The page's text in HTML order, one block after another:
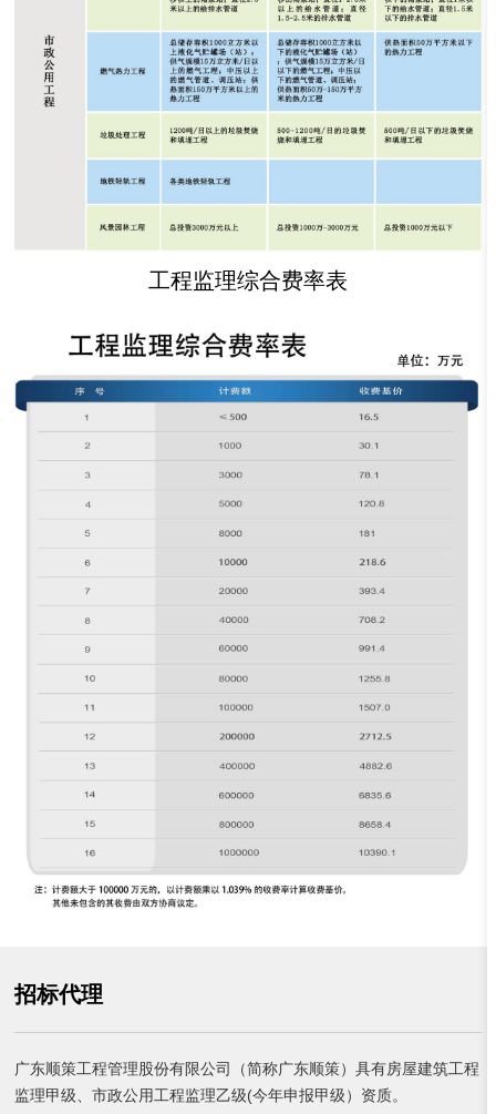
工程监理综合费率表
招标代理
广东顺策工程管理股份有限公司（简称广东顺策）具有房屋建筑工程
监理甲级、市政公用工程监理乙级(今年申报甲级）资质。